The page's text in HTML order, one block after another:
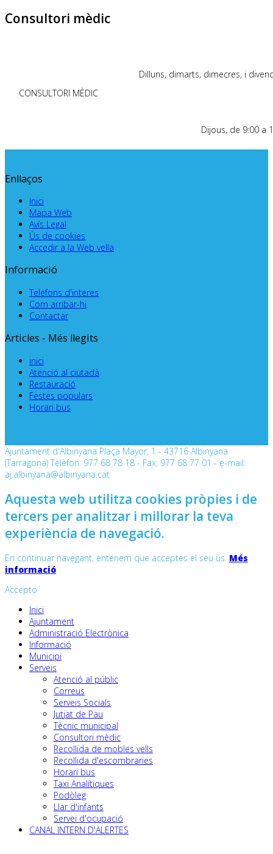
Consultori mèdic
CONSULTORI MÈDIC
Dilluns, dimarts, dimecres, i
Dijous, de 9:00 a
Enllaços
Inici
Mapa Web
Avís Legal
Ús de cookies
Accedir a la Web vella
Informació
Telefons d'interes
Com arribar-hi
Contactar
Articles - Més llegits
inici
Atenció al ciutadà
Restauració
Festes populars
Horari bus
Ajuntament d'Albinyana Plaça Mayor, 1 - 43716 Albinyana
(Tarragona) Telèfon: 977 68 78 18 - Fax: 977 68 77 01 - e-mail:
aj.albinyana@albinyana.cat
Aquesta web utilitza cookies pròpies i de
tercers per analitzar i millorar la teva
experiència de navegació.
En continuar navegant, entenem que acceptes el seu ús. Més
informació
Accepto
Inici
Ajuntament
Administració Electrònica
Informació
Municipi
Serveis
Atenció al públic
Correus
Serveis Socials
Jutjat de Pau
Tècnic municipal
Consultori mèdic
Recollida de mobles vells
Recollida d'escombraries
Horari bus
Taxi Analítiques
Podòleg
Llar d'infants
Servei d'ocupació
CANAL INTERN D'ALERTES